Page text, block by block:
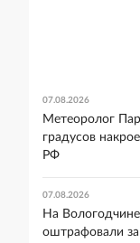
07.08.2026
Метеоролог
градусов
РФ
07.08.2026
На
оштрафовали